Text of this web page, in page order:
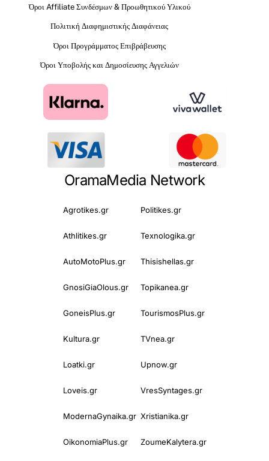
Όροι Affiliate Συνδέσμων & Προωθητικού Υλικού
Πολιτική Διαφημιστικής Διαφάνειας
Όροι Προγράμματος Επιβράβευσης
Όροι Υποβολής και Δημοσίευσης Αγγελιών
OramaMedia Network
Agrotikes.gr Politikes.gr
Athlitikes.gr Texnologika.gr
AutoMotoPlus.gr Thisishellas.gr
GnosiGiaOlous.gr Topikanea.gr
GoneisPlus.gr TourismosPlus.gr
Kultura.gr TVnea.gr
Loatki.gr Upnow.gr
Loveis.gr VresSyntages.gr
ModernaGynaika.gr Xristianika.gr
OikonomiaPlus.gr ZoumeKalytera.gr